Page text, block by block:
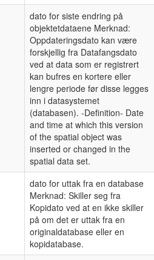
dato for siste endring på
objektetdataene Merknad:
Oppdateringsdato kan være
forskjellig fra Datafangsdato
ved at data som er registrert
kan bufres en kortere eller
lengre periode før disse legges
inn i datasystemet
(databasen). -Definition- Date
and time at which this version
of the spatial object was
inserted or changed in the
spatial data set.
dato for uttak fra en database
Merknad: Skiller seg fra
Kopidato ved at en ikke skiller
på om det er uttak fra en
originaldatabase eller en
kopidatabase.